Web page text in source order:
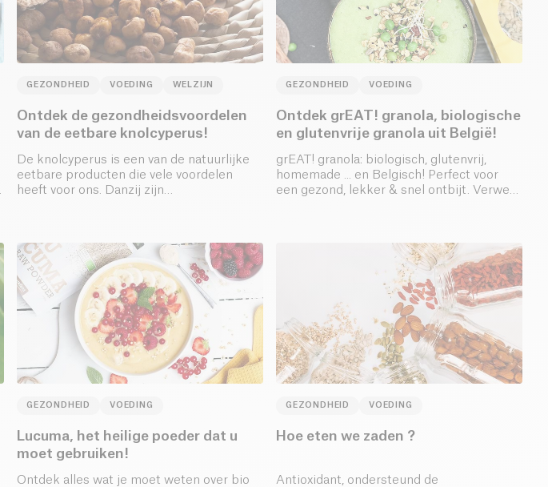
GEZONDHEID VOEDING WELZIJN
Ontdek de gezondheidsvoordelen
van de eetbare knolcyperus!
De knolcyperus is een van de natuurlijke
eetbare producten die vele voordelen
heeft voor ons. Danzij zijn
GEZONDHEID VOEDING
Ontdek grEAT! granola, biologische
en glutenvrije granola uit België!
grEAT! granola: biologisch, glutenvrij,
homemade ... en Belgisch! Perfect voor
een gezond, lekker & snel ontbijt. Verwen
GEZONDHEID VOEDING
Lucuma, het heilige poeder dat u
moet gebruiken!
Ontdek alles wat je moet weten over bio
GEZONDHEID VOEDING
Hoe eten we zaden ?
Antioxidant, ondersteund de